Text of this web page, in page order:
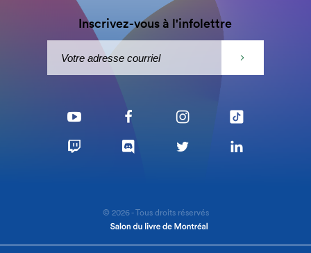
Inscrivez-vous à l'infolettre
© 2026 - Tous droits réservés